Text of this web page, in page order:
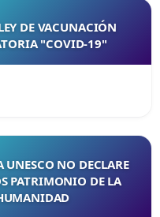
DE VACUNACIÓN
"COVID-19"
UNESCO NO DECLARE
PATRIMONIO DE LA